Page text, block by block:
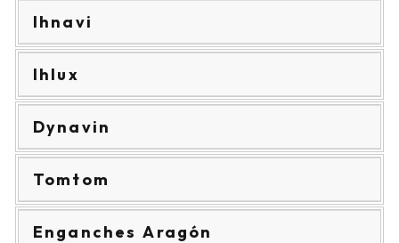
Ihnavi
Ihlux
Dynavin
Tomtom
Enganches Aragón